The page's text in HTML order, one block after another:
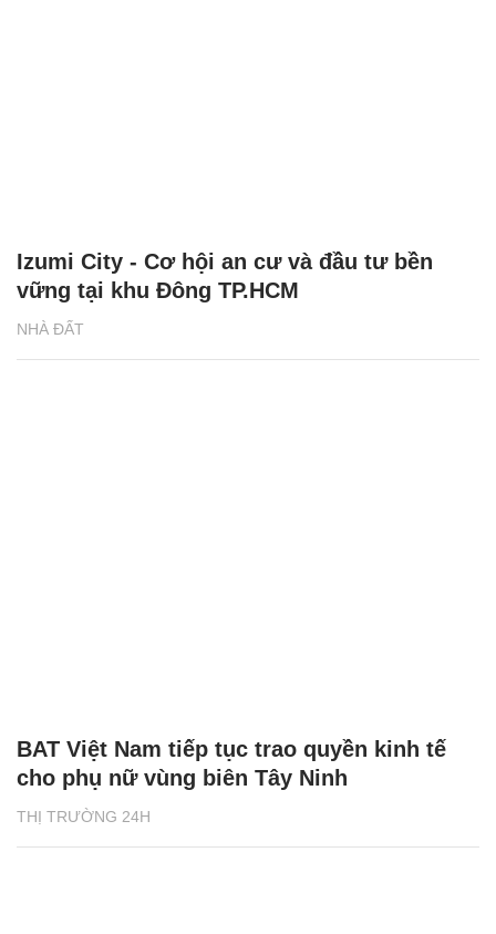
NHÀ ĐẤT
Izumi City - Cơ hội an cư và đầu tư bền
vững tại khu Đông TP.HCM
THỊ TRƯỜNG 24H
BAT Việt Nam tiếp tục trao quyền kinh tế
cho phụ nữ vùng biên Tây Ninh